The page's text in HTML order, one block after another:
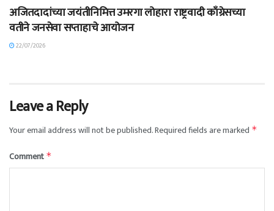
अजितदादांच्या जयंतीनिमित्त उमरगा लोहारा राष्ट्रवादी काँग्रेसच्या
वतीने जनसेवा सप्ताहाचे आयोजन
22/07/2026
Leave a Reply
Your email address will not be published.Required fields are marked *
Comment *